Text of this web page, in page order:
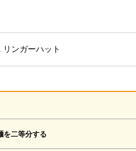
リンガーハット
を二等分する